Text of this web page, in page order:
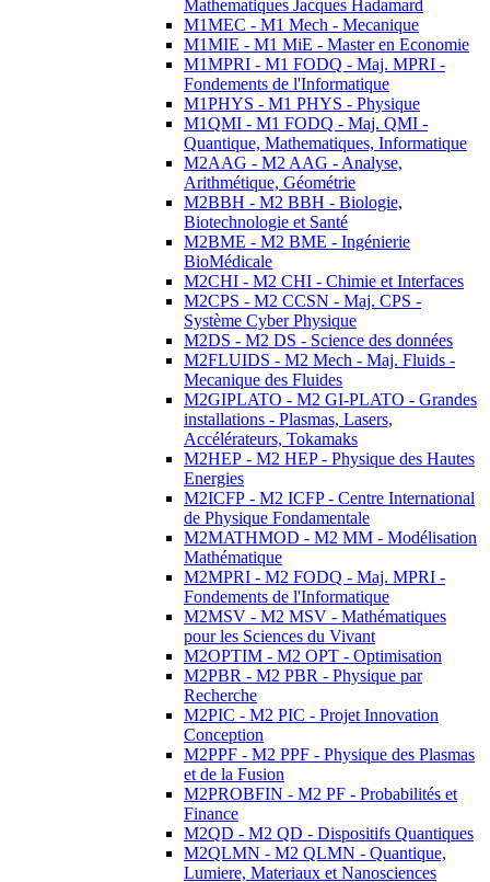
Mathematiques Jacques Hadamard
M1MEC - M1 Mech - Mecanique
M1MIE - M1 MiE - Master en Economie
M1MPRI - M1 FODQ - Maj. MPRI -
Fondements de l'Informatique
M1PHYS - M1 PHYS - Physique
M1QMI - M1 FODQ - Maj. QMI -
Quantique, Mathematiques, Informatique
M2AAG - M2 AAG - Analyse,
Arithmétique, Géométrie
M2BBH - M2 BBH - Biologie,
Biotechnologie et Santé
M2BME - M2 BME - Ingénierie
BioMédicale
M2CHI - M2 CHI - Chimie et Interfaces
M2CPS - M2 CCSN - Maj. CPS -
Système Cyber Physique
M2DS - M2 DS - Science des données
M2FLUIDS - M2 Mech - Maj. Fluids -
Mecanique des Fluides
M2GIPLATO - M2 GI-PLATO - Grandes
installations - Plasmas, Lasers,
Accélérateurs, Tokamaks
M2HEP - M2 HEP - Physique des Hautes
Energies
M2ICFP - M2 ICFP - Centre International
de Physique Fondamentale
M2MATHMOD - M2 MM - Modélisation
Mathématique
M2MPRI - M2 FODQ - Maj. MPRI -
Fondements de l'Informatique
M2MSV - M2 MSV - Mathématiques
pour les Sciences du Vivant
M2OPTIM - M2 OPT - Optimisation
M2PBR - M2 PBR - Physique par
Recherche
M2PIC - M2 PIC - Projet Innovation
Conception
M2PPF - M2 PPF - Physique des Plasmas
et de la Fusion
M2PROBFIN - M2 PF - Probabilités et
Finance
M2QD - M2 QD - Dispositifs Quantiques
M2QLMN - M2 QLMN - Quantique,
Lumiere, Materiaux et Nanosciences